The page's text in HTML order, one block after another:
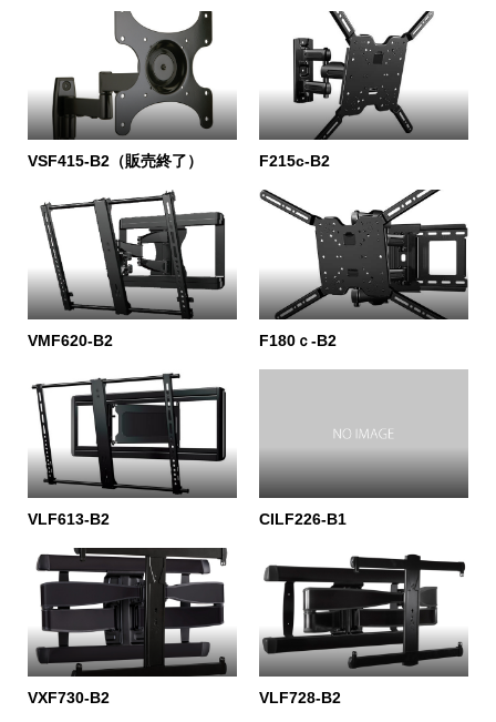
VSF415-B2（販売終了） F215c-B2
VMF620-B2 F180ｃ-B2
VLF613-B2 CILF226-B1
VXF730-B2 VLF728-B2